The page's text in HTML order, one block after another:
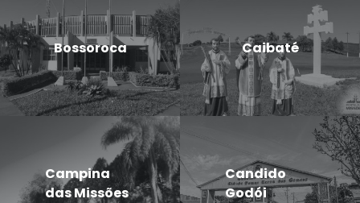
Bossoroca Caibaté
Campina
das Missões
Candido
Godói